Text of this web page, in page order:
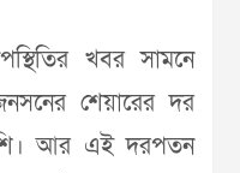
খবর সামনে
শেয়ারের দর
আর এই দরপতন